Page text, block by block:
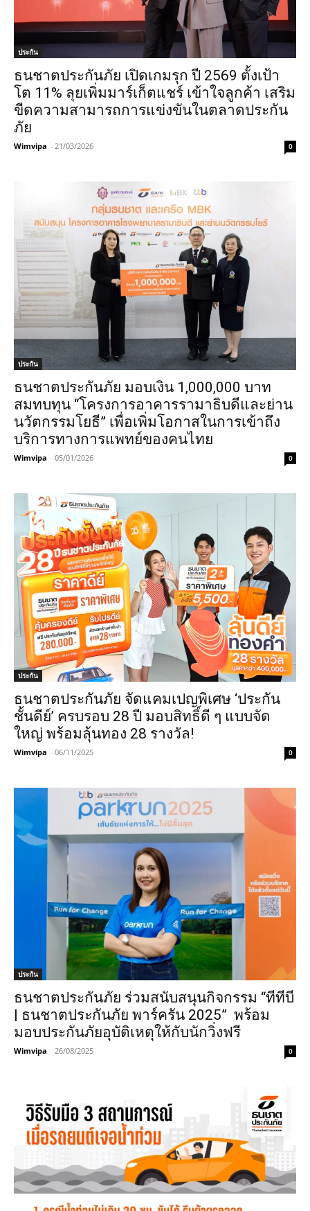
ประกัน
ธนชาตประกันภัย เปิดเกมรุก ปี 2569 ตั้งเป้า
โต 11% ลุยเพิ่มมาร์เก็ตแชร์ เข้าใจลูกค้า เสริม
ขีดความสามารถการแข่งขันในตลาดประกัน
ภัย
Wimvipa - 21/03/2026 0
ประกัน
ธนชาตประกันภัย มอบเงิน 1,000,000 บาท
สมทบทุน “โครงการอาคารรามาธิบดีและย่าน
นวัตกรรมโยธี” เพื่อเพิ่มโอกาสในการเข้าถึง
บริการทางการแพทย์ของคนไทย
Wimvipa - 05/01/2026 0
ประกัน
ธนชาตประกันภัย จัดแคมเปญพิเศษ ‘ประกัน
ชั้นดีย์’ ครบรอบ 28 ปี มอบสิทธิ์ดี ๆ แบบจัด
ใหญ่ พร้อมลุ้นทอง 28 รางวัล!
Wimvipa - 06/11/2025 0
ประกัน
ธนชาตประกันภัย ร่วมสนับสนุนกิจกรรม “ทีทีบี
| ธนชาตประกันภัย พาร์ครัน 2025” พร้อม
มอบประกันภัยอุบัติเหตุให้กับนักวิ่งฟรี
Wimvipa - 26/08/2025 0